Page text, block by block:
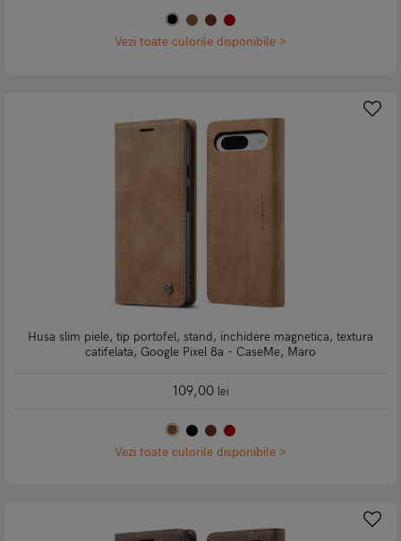
Vezi toate culorile disponibile >
Husa slim piele, tip portofel, stand, inchidere magnetica, textura
catifelata, Google Pixel 8a - CaseMe, Maro
109,00lei
Vezi toate culorile disponibile >